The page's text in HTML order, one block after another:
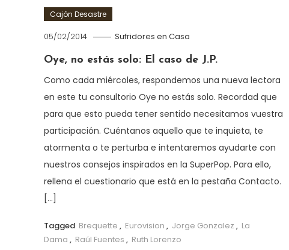
Cajón Desastre
05/02/2014 Sufridores en Casa
Oye, no estás solo: El caso de J.P.
Como cada miércoles, respondemos una nueva lectora
en este tu consultorio Oye no estás solo. Recordad que
para que esto pueda tener sentido necesitamos vuestra
participación. Cuéntanos aquello que te inquieta, te
atormenta o te perturba e intentaremos ayudarte con
nuestros consejos inspirados en la SuperPop. Para ello,
rellena el cuestionario que está en la pestaña Contacto.
[…]
Tagged Brequette , Eurovision , Jorge Gonzalez , La
Dama , Raúl Fuentes , Ruth Lorenzo